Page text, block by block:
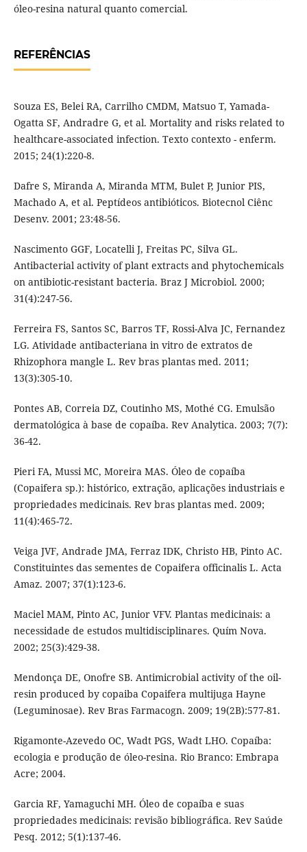
óleo-resina natural quanto comercial.
REFERÊNCIAS
Souza ES, Belei RA, Carrilho CMDM, Matsuo T, Yamada-
Ogatta SF, Andradre G, et al. Mortality and risks related to
healthcare-associated infection. Texto contexto - enferm.
2015; 24(1):220-8.
Dafre S, Miranda A, Miranda MTM, Bulet P, Junior PIS,
Machado A, et al. Peptídeos antibióticos. Biotecnol Ciênc
Desenv. 2001; 23:48-56.
Nascimento GGF, Locatelli J, Freitas PC, Silva GL.
Antibacterial activity of plant extracts and phytochemicals
on antibiotic-resistant bacteria. Braz J Microbiol. 2000;
31(4):247-56.
Ferreira FS, Santos SC, Barros TF, Rossi-Alva JC, Fernandez
LG. Atividade antibacteriana in vitro de extratos de
Rhizophora mangle L. Rev bras plantas med. 2011;
13(3):305-10.
Pontes AB, Correia DZ, Coutinho MS, Mothé CG. Emulsão
dermatológica à base de copaíba. Rev Analytica. 2003; 7(7):
36-42.
Pieri FA, Mussi MC, Moreira MAS. Óleo de copaíba
(Copaifera sp.): histórico, extração, aplicações industriais e
propriedades medicinais. Rev bras plantas med. 2009;
11(4):465-72.
Veiga JVF, Andrade JMA, Ferraz IDK, Christo HB, Pinto AC.
Constituintes das sementes de Copaifera officinalis L. Acta
Amaz. 2007; 37(1):123-6.
Maciel MAM, Pinto AC, Junior VFV. Plantas medicinais: a
necessidade de estudos multidisciplinares. Quím Nova.
2002; 25(3):429-38.
Mendonça DE, Onofre SB. Antimicrobial activity of the oil-
resin produced by copaiba Copaifera multijuga Hayne
(Leguminosae). Rev Bras Farmacogn. 2009; 19(2B):577-81.
Rigamonte-Azevedo OC, Wadt PGS, Wadt LHO. Copaíba:
ecologia e produção de óleo-resina. Rio Branco: Embrapa
Acre; 2004.
Garcia RF, Yamaguchi MH. Óleo de copaíba e suas
propriedades medicinais: revisão bibliográfica. Rev Saúde
Pesq. 2012; 5(1):137-46.